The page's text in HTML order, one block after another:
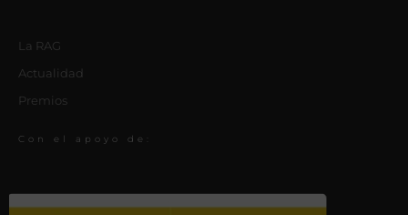
La RAG
Actualidad
Premios
Con el apoyo de: